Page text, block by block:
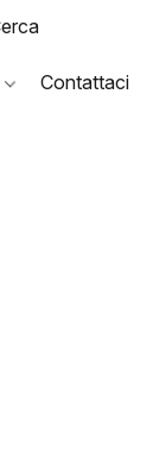
Contattaci